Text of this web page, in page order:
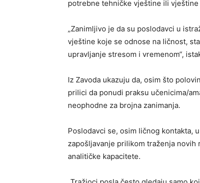
potrebne tehničke vještine ili
„Zanimljivo je da su poslodavci u
vještine koje se odnose na ličnost,
upravljanje stresom i vremenom“,
Iz Zavoda ukazuju da, osim što
prilici da ponudi praksu učenicima/
neophodne za brojna zanimanja.
Poslodavci se, osim ličnog kontakta,
zapošljavanje prilikom traženja novih
analitičke kapacitete.